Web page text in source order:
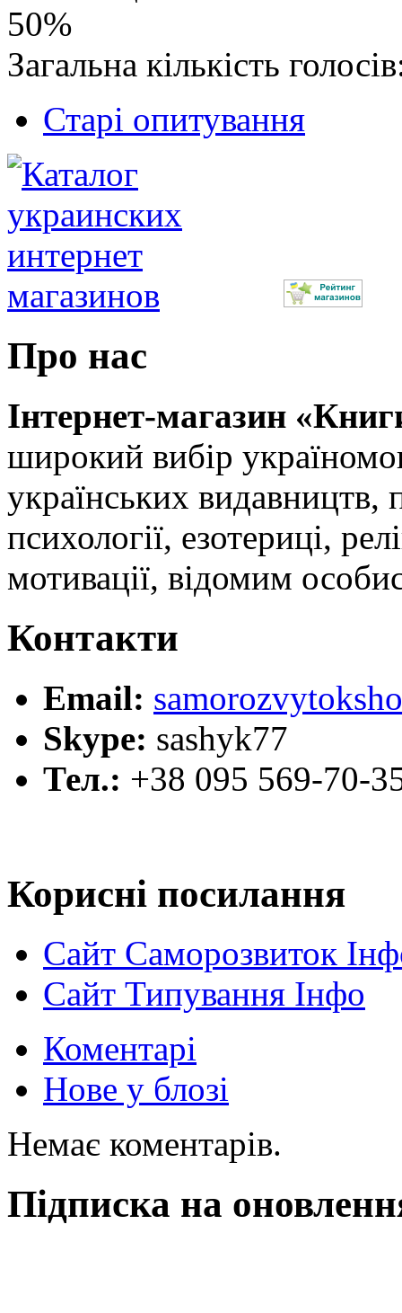
50%
Загальна кількість
Старі опитування
Про нас
Інтернет-магазин
широкий вибір
українських видавництв,
психології, езотериці,
мотивації, відомим
Контакти
Email:
Skype: sashyk77
Тел.: +38 095 569-70-
Корисні посилання
Сайт Саморозвиток
Сайт Типування Інфо
Коментарі
Нове у блозі
Немає коментарів.
Підписка на